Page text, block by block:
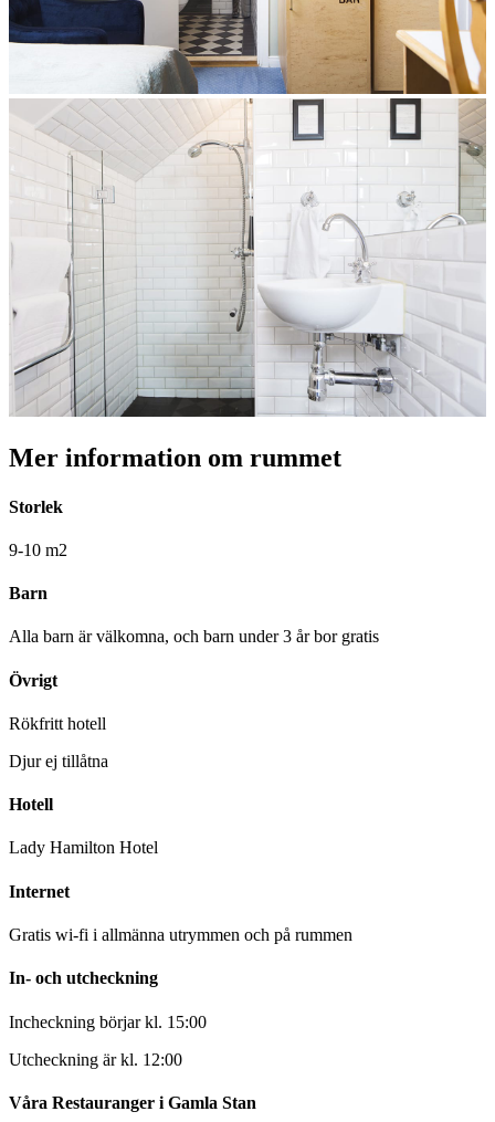
Mer information om rummet
Storlek
9-10 m2
Barn
Alla barn är välkomna, och barn under 3 år bor gratis
Övrigt
Rökfritt hotell
Djur ej tillåtna
Hotell
Lady Hamilton Hotel
Internet
Gratis wi-fi i allmänna utrymmen och på rummen
In- och utcheckning
Incheckning börjar kl. 15:00
Utcheckning är kl. 12:00
Våra Restauranger i Gamla Stan